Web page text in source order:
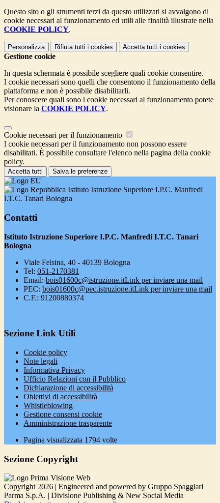
Questo sito o gli strumenti terzi da questo utilizzati si avvalgono di
cookie necessari al funzionamento ed utili alle finalità illustrate nella
COOKIE POLICY.
Personalizza Rifiuta tutti i cookies Accetta tutti i cookies
Gestione cookie
In questa schermata è possibile scegliere quali cookie consentire.
I cookie necessari sono quelli che consentono il funzionamento della
piattaforma e non è possibile disabilitarli.
Per conoscere quali sono i cookie necessari al funzionamento potete
visionare la COOKIE POLICY.
Cookie necessari per il funzionamento
I cookie necessari per il funzionamento non possono essere
disabilitati. È possibile consultare l'elenco nella pagina della cookie
policy.
Accetta tutti Salva le preferenze
Istituto Istruzione Superiore I.P.C. Manfredi
I.T.C. Tanari Bologna
Contatti
Istituto Istruzione Superiore I.P.C. Manfredi I.T.C. Tanari
Bologna
Viale Felsina, 40 - 40139 Bologna
Tel: 051-2170381
Email: bois01600c@istruzione.itLink per inviare una mail
PEC: bois01600c@pec.istruzione.itLink per inviare una mail
C.F.: 91200880374
Sezione Link Utili
Cookie policy
Note legali
Informativa Privacy
Ufficio Relazioni con il Pubblico
Dichiarazione di accessibilità
Obiettivi di accessibilità
Whistleblowing
Gestione consensi cookie
Amministrazione trasparente
Pagina visualizzata 1794 volte
Sezione Copyright
Copyright 2026 | Engineered and powered by Gruppo Spaggiari
Parma S.p.A. | Divisione Publishing & New Social Media